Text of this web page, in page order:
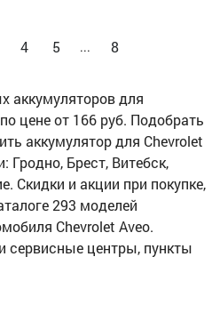
4 5 ... 8
аккумуляторов для
цене от 166 руб. Подобрать
аккумулятор для Chevrolet
Гродно, Брест, Витебск,
Скидки и акции при покупке,
293 моделей
Chevrolet Aveo.
сервисные центры, пункты